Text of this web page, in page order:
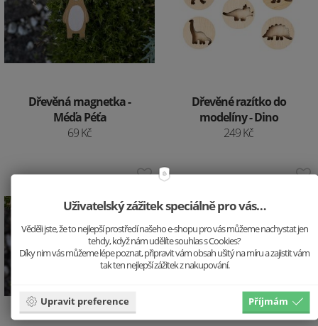
Dřevěná magnetka -
Méďa Péťa
69 Kč
Dřevěné razítko do
modelíny - Dino
249 Kč
Uživatelský zážitek speciálně pro vás…
Věděli jste, že to nejlepší prostředí našeho e-shopu pro vás můžeme nachystat jen
tehdy, když nám udělíte souhlas s Cookies?
Díky nim vás můžeme lépe poznat, připravit vám obsah ušitý na míru a zajistit vám
tak ten nejlepší zážitek z nakupování.
Upravit preference Příjmám